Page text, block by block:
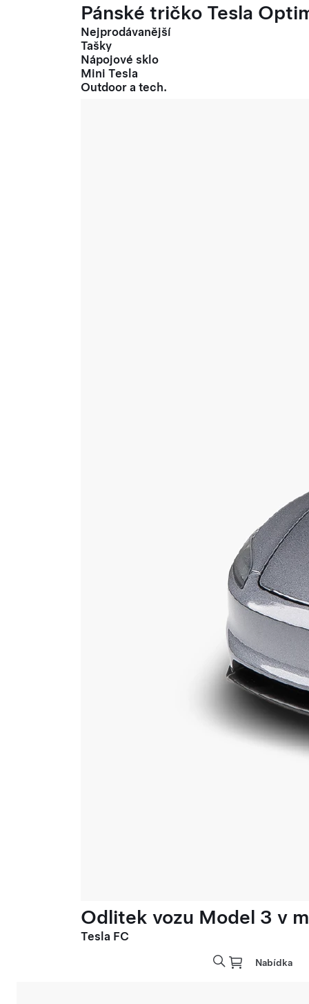
Pánské tričko Tesla
Nejprodávanější
Tašky
Nápojové sklo
Mini Tesla
Outdoor a tech.
Odlitek vozu Model 3 v
Tesla FC
Nabídka